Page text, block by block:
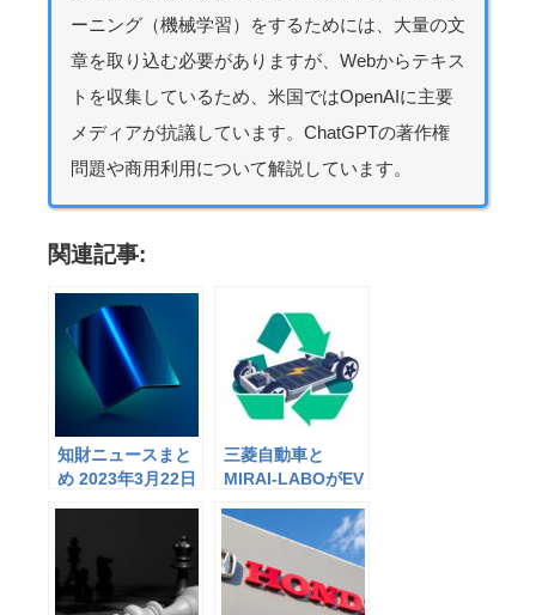
ーニング（機械学習）をするためには、大量の文
章を取り込む必要がありますが、Webからテキス
トを収集しているため、米国ではOpenAIに主要
メディアが抗議しています。ChatGPTの著作権
問題や商用利用について解説しています。
関連記事:
知財ニュースまと
め 2023年3月22日
三菱自動車と
MIRAI-LABOがEV
リーを使った街路
灯の開発を発表